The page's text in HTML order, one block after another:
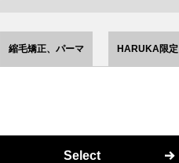
縮毛矯正、パーマ HARUKA限定
Select